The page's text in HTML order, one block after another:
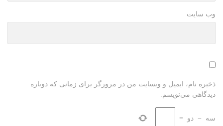
وب سایت
ذخیره نام، ایمیل و وبسایت من در مرورگر برای زمانی که دوباره
دیدگاهی می‌نویسم.
سه − دو =